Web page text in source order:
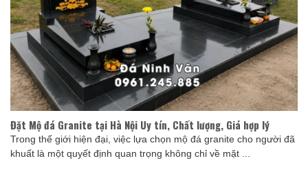
Đặt Mộ đá Granite tại Hà Nội Uy tín, Chất lượng, Giá hợp lý
Trong thế giới hiện đại, việc lựa chọn mộ đá granite cho người đã
khuất là một quyết định quan trọng không chỉ về mặt ...